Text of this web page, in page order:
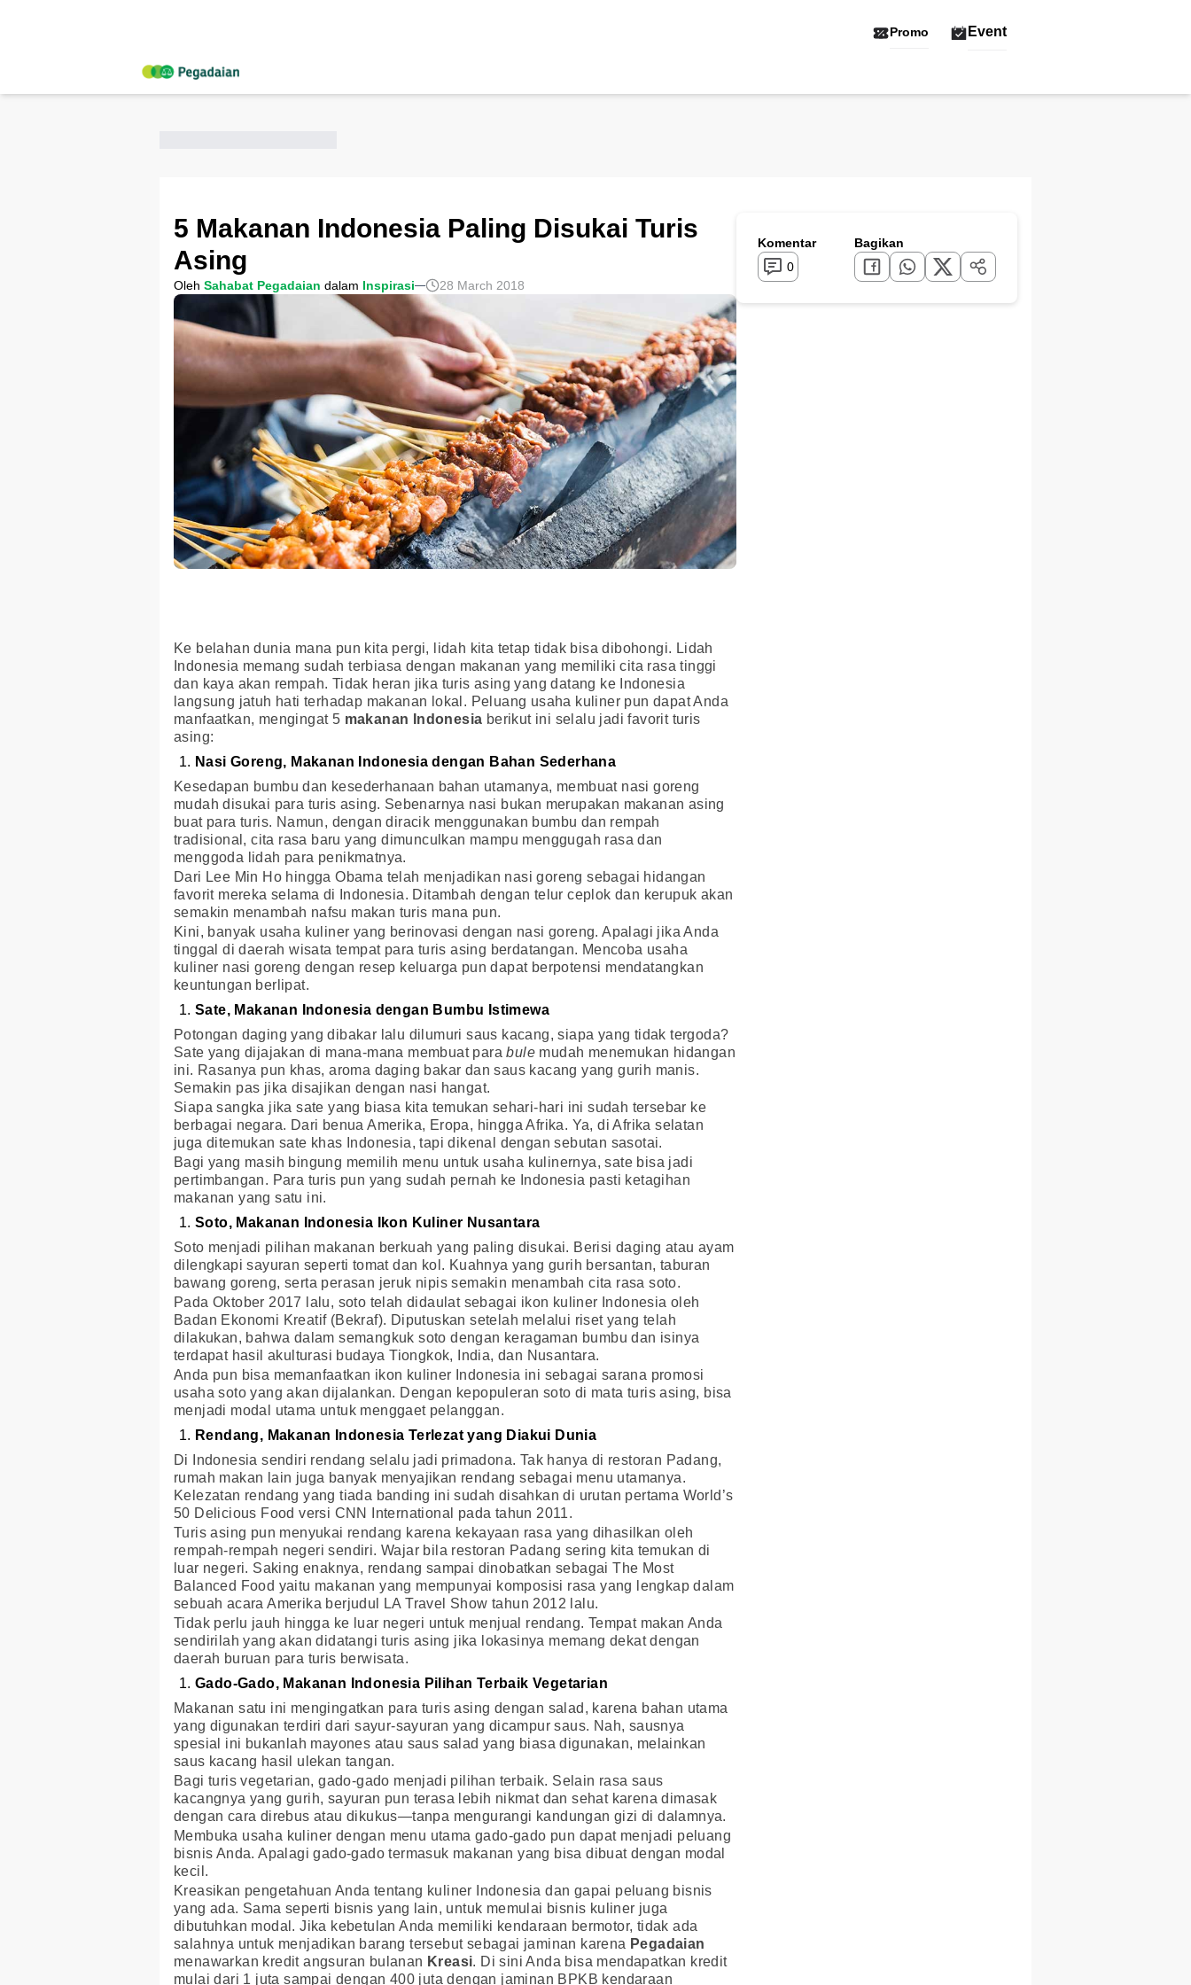
Promo Event
5 Makanan Indonesia Paling Disukai Turis
Asing
Oleh Sahabat Pegadaian dalam Inspirasi 28 March 2018
Ke belahan dunia mana pun kita pergi, lidah kita tetap tidak bisa dibohongi. Lidah
Indonesia memang sudah terbiasa dengan makanan yang memiliki cita rasa tinggi
dan kaya akan rempah. Tidak heran jika turis asing yang datang ke Indonesia
langsung jatuh hati terhadap makanan lokal. Peluang usaha kuliner pun dapat Anda
manfaatkan, mengingat 5 makanan Indonesia berikut ini selalu jadi favorit turis
asing:
Nasi Goreng, Makanan Indonesia dengan Bahan Sederhana
Kesedapan bumbu dan kesederhanaan bahan utamanya, membuat nasi goreng
mudah disukai para turis asing. Sebenarnya nasi bukan merupakan makanan asing
buat para turis. Namun, dengan diracik menggunakan bumbu dan rempah
tradisional, cita rasa baru yang dimunculkan mampu menggugah rasa dan
menggoda lidah para penikmatnya.
Dari Lee Min Ho hingga Obama telah menjadikan nasi goreng sebagai hidangan
favorit mereka selama di Indonesia. Ditambah dengan telur ceplok dan kerupuk akan
semakin menambah nafsu makan turis mana pun.
Kini, banyak usaha kuliner yang berinovasi dengan nasi goreng. Apalagi jika Anda
tinggal di daerah wisata tempat para turis asing berdatangan. Mencoba usaha
kuliner nasi goreng dengan resep keluarga pun dapat berpotensi mendatangkan
keuntungan berlipat.
Sate, Makanan Indonesia dengan Bumbu Istimewa
Potongan daging yang dibakar lalu dilumuri saus kacang, siapa yang tidak tergoda?
Sate yang dijajakan di mana-mana membuat para bule mudah menemukan hidangan
ini. Rasanya pun khas, aroma daging bakar dan saus kacang yang gurih manis.
Semakin pas jika disajikan dengan nasi hangat.
Siapa sangka jika sate yang biasa kita temukan sehari-hari ini sudah tersebar ke
berbagai negara. Dari benua Amerika, Eropa, hingga Afrika. Ya, di Afrika selatan
juga ditemukan sate khas Indonesia, tapi dikenal dengan sebutan sasotai.
Bagi yang masih bingung memilih menu untuk usaha kulinernya, sate bisa jadi
pertimbangan. Para turis pun yang sudah pernah ke Indonesia pasti ketagihan
makanan yang satu ini.
Soto, Makanan Indonesia Ikon Kuliner Nusantara
Soto menjadi pilihan makanan berkuah yang paling disukai. Berisi daging atau ayam
dilengkapi sayuran seperti tomat dan kol. Kuahnya yang gurih bersantan, taburan
bawang goreng, serta perasan jeruk nipis semakin menambah cita rasa soto.
Pada Oktober 2017 lalu, soto telah didaulat sebagai ikon kuliner Indonesia oleh
Badan Ekonomi Kreatif (Bekraf). Diputuskan setelah melalui riset yang telah
dilakukan, bahwa dalam semangkuk soto dengan keragaman bumbu dan isinya
terdapat hasil akulturasi budaya Tiongkok, India, dan Nusantara.
Anda pun bisa memanfaatkan ikon kuliner Indonesia ini sebagai sarana promosi
usaha soto yang akan dijalankan. Dengan kepopuleran soto di mata turis asing, bisa
menjadi modal utama untuk menggaet pelanggan.
Rendang, Makanan Indonesia Terlezat yang Diakui Dunia
Di Indonesia sendiri rendang selalu jadi primadona. Tak hanya di restoran Padang,
rumah makan lain juga banyak menyajikan rendang sebagai menu utamanya.
Kelezatan rendang yang tiada banding ini sudah disahkan di urutan pertama World’s
50 Delicious Food versi CNN International pada tahun 2011.
Turis asing pun menyukai rendang karena kekayaan rasa yang dihasilkan oleh
rempah-rempah negeri sendiri. Wajar bila restoran Padang sering kita temukan di
luar negeri. Saking enaknya, rendang sampai dinobatkan sebagai The Most
Balanced Food yaitu makanan yang mempunyai komposisi rasa yang lengkap dalam
sebuah acara Amerika berjudul LA Travel Show tahun 2012 lalu.
Tidak perlu jauh hingga ke luar negeri untuk menjual rendang. Tempat makan Anda
sendirilah yang akan didatangi turis asing jika lokasinya memang dekat dengan
daerah buruan para turis berwisata.
Gado-Gado, Makanan Indonesia Pilihan Terbaik Vegetarian
Makanan satu ini mengingatkan para turis asing dengan salad, karena bahan utama
yang digunakan terdiri dari sayur-sayuran yang dicampur saus. Nah, sausnya
spesial ini bukanlah mayones atau saus salad yang biasa digunakan, melainkan
saus kacang hasil ulekan tangan.
Bagi turis vegetarian, gado-gado menjadi pilihan terbaik. Selain rasa saus
kacangnya yang gurih, sayuran pun terasa lebih nikmat dan sehat karena dimasak
dengan cara direbus atau dikukus—tanpa mengurangi kandungan gizi di dalamnya.
Membuka usaha kuliner dengan menu utama gado-gado pun dapat menjadi peluang
bisnis Anda. Apalagi gado-gado termasuk makanan yang bisa dibuat dengan modal
kecil.
Kreasikan pengetahuan Anda tentang kuliner Indonesia dan gapai peluang bisnis
yang ada. Sama seperti bisnis yang lain, untuk memulai bisnis kuliner juga
dibutuhkan modal. Jika kebetulan Anda memiliki kendaraan bermotor, tidak ada
salahnya untuk menjadikan barang tersebut sebagai jaminan karena Pegadaian
menawarkan kredit angsuran bulanan Kreasi. Di sini Anda bisa mendapatkan kredit
mulai dari 1 juta sampai dengan 400 juta dengan jaminan BPKB kendaraan
Komentar
0
Bagikan